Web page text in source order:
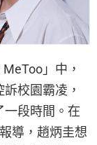
」中，
校園霸凌，
一段時間。在
導，趙炳圭想